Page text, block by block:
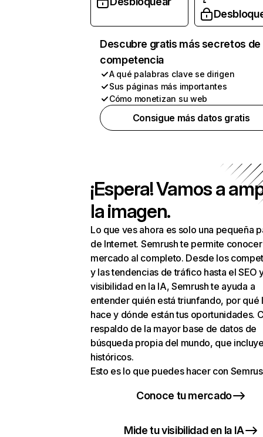
Descubre gratis más secretos de
competencia
A qué palabras clave se dirigen
Sus páginas más importantes
Cómo monetizan su web
Consigue más datos gratis
¡Espera! Vamos a
la imagen.
Lo que ves ahora es solo una pequeña
de Internet. Semrush te permite
mercado al completo. Desde los
y las tendencias de tráfico hasta el SEO
visibilidad en la IA, Semrush te ayuda a
entender quién está triunfando, por qué
hace y dónde están tus oportunidades.
respaldo de la mayor base de datos de
búsqueda propia del mundo, que
históricos.
Esto es lo que puedes hacer con
Conoce tu mercado
Mide tu visibilidad en la IA